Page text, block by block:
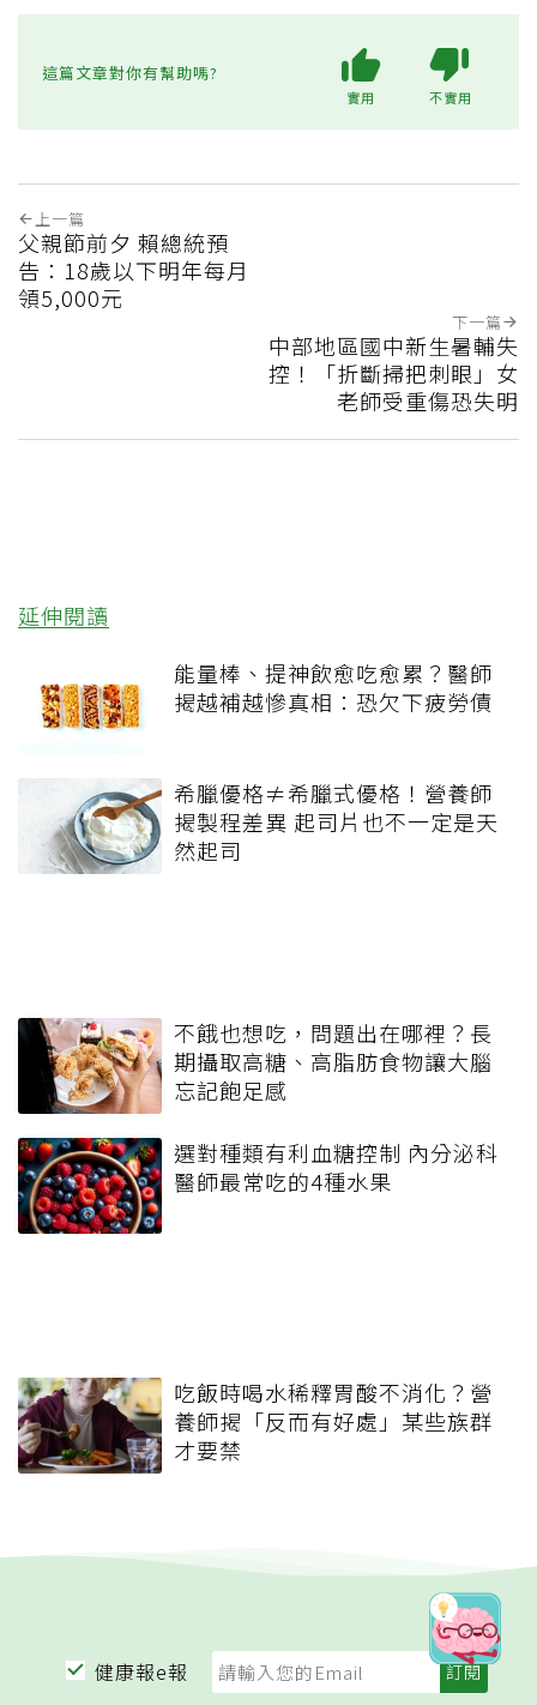
這篇文章對你有幫助嗎?
實用 不實用
上一篇
父親節前夕 賴總統預
告：18歲以下明年每月
領5,000元
下一篇
中部地區國中新生暑輔失
控！「折斷掃把刺眼」女
老師受重傷恐失明
延伸閱讀
能量棒、提神飲愈吃愈累？醫師
揭越補越慘真相：恐欠下疲勞債
希臘優格≠希臘式優格！營養師
揭製程差異 起司片也不一定是天
然起司
不餓也想吃，問題出在哪裡？長
期攝取高糖、高脂肪食物讓大腦
忘記飽足感
選對種類有利血糖控制 內分泌科
醫師最常吃的4種水果
吃飯時喝水稀釋胃酸不消化？營
養師揭「反而有好處」某些族群
才要禁
健康報e報